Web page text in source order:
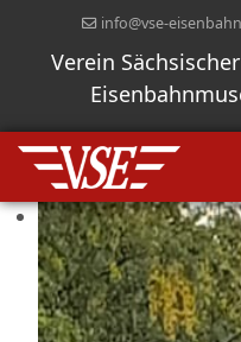
info@vse-
Verein